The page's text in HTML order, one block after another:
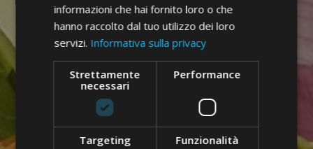
informazioni che hai fornito loro o che
hanno raccolto dal tuo utilizzo dei loro
servizi. Informativa sulla privacy
Strettamente
necessari
Performance
Targeting Funzionalità